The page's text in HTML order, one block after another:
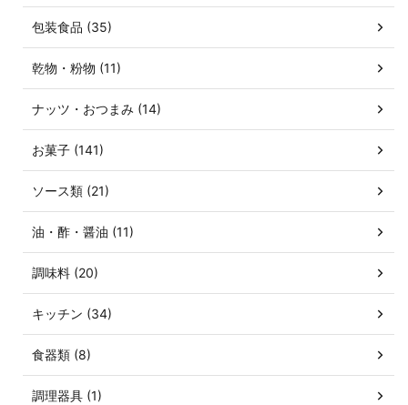
包装食品 (35)
乾物・粉物 (11)
ナッツ・おつまみ (14)
お菓子 (141)
ソース類 (21)
油・酢・醤油 (11)
調味料 (20)
キッチン (34)
食器類 (8)
調理器具 (1)